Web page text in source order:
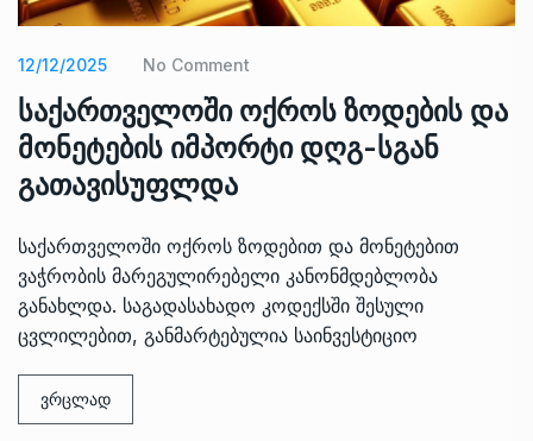
12/12/2025 No Comment
საქართველოში ოქროს ზოდების და
მონეტების იმპორტი დღგ-სგან
გათავისუფლდა
საქართველოში ოქროს ზოდებით და მონეტებით
ვაჭრობის მარეგულირებელი კანონმდებლობა
განახლდა. საგადასახადო კოდექსში შესული
ცვლილებით, განმარტებულია საინვესტიციო
ვრცლად